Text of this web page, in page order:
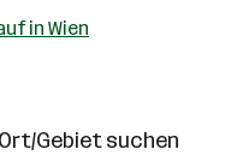
in Wien
Gebiet suchen